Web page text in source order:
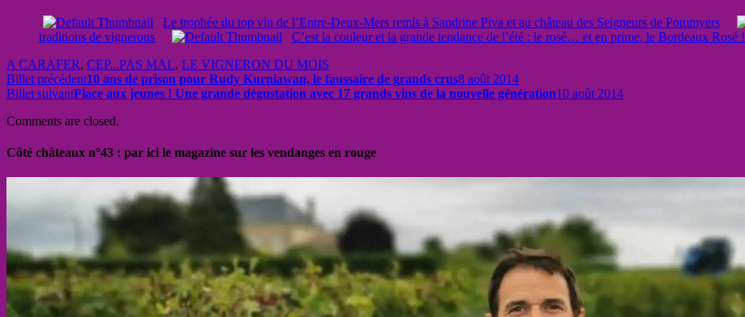
Le trophée du top vin de l’Entre-Deux-Mers remis à Sandrine Piva et au château des Seigneurs de Pommyers
traditions de vignerons
C’est la couleur et la grande tendance de l’été : le rosé… et en prime, le Bordeaux Rosé !
A CARAFER, CEP...PAS MAL, LE VIGNERON DU MOIS
Billet précédent10 ans de prison pour Rudy Kurniawan, le faussaire de grands crus8 août 2014
Billet suivantPlace aux jeunes ! Une grande dégustation avec 17 grands vins de la nouvelle génération10 août 2014
Comments are closed.
Côté châteaux n°43 : par ici le magazine sur les vendanges en rouge